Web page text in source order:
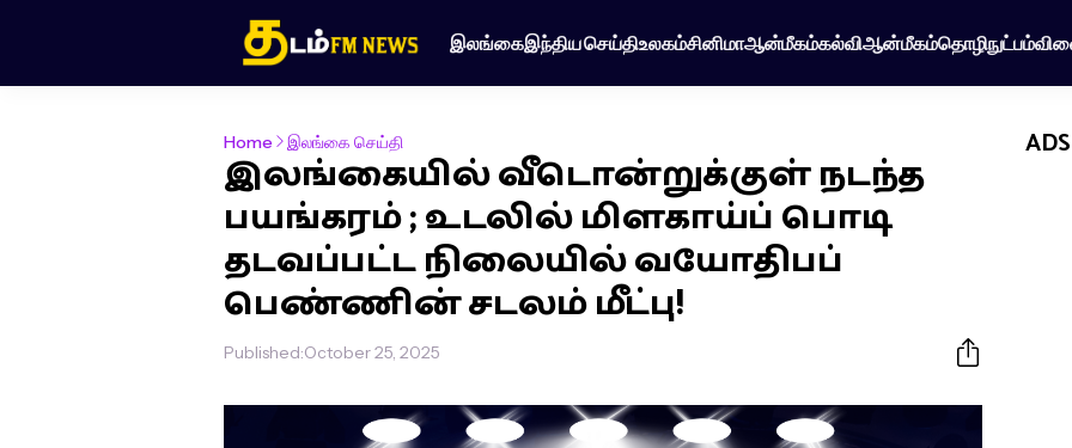
இலங்கைஇந்திய செய்திஉலகம்சினிமாஆன்மீகம்கல்விஆன்மீகம்தொழிநுட்பம்
Home இலங்கை செய்தி
இலங்கையில் வீடொன்றுக்குள் நடந்த
பயங்கரம் ; உடலில் மிளகாய்ப் பொடி
தடவப்பட்ட நிலையில் வயோதிபப்
பெண்ணின் சடலம் மீட்பு!
Published:October 25, 2025
ADS